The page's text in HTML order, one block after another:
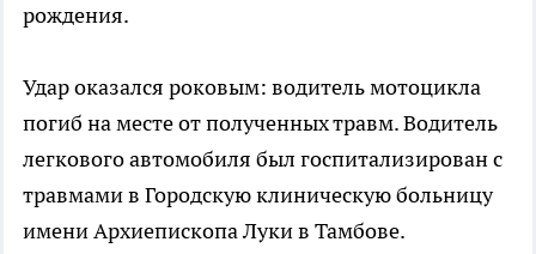
рождения.
Удар оказался роковым: водитель мотоцикла
погиб на месте от полученных травм. Водитель
легкового автомобиля был госпитализирован с
травмами в Городскую клиническую больницу
имени Архиепископа Луки в Тамбове.